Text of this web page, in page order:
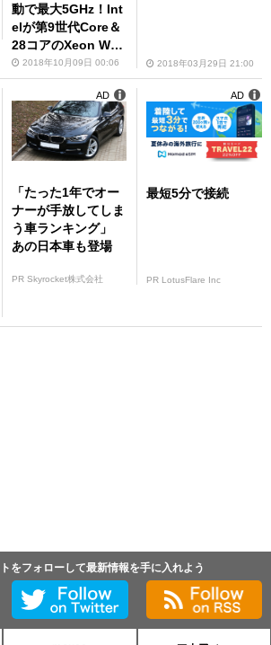
動で最大5GHz！Int
elが第9世代Core＆
28コアのXeon W-3
175Xを発表
2018年10月09日 00:06 2018年03月29日 21:00
「たった1年でオー
ナーが手放してしま
う車ランキング」
あの日本車も登場
PR Skyrocket株式会社
AD
最短5分で接続
PR LotusFlare Inc
AD
をフォローして最新情報を手に入れよう